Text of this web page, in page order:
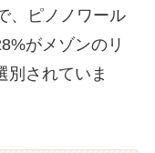
、ピノノワール
がメゾンのリ
別されていま